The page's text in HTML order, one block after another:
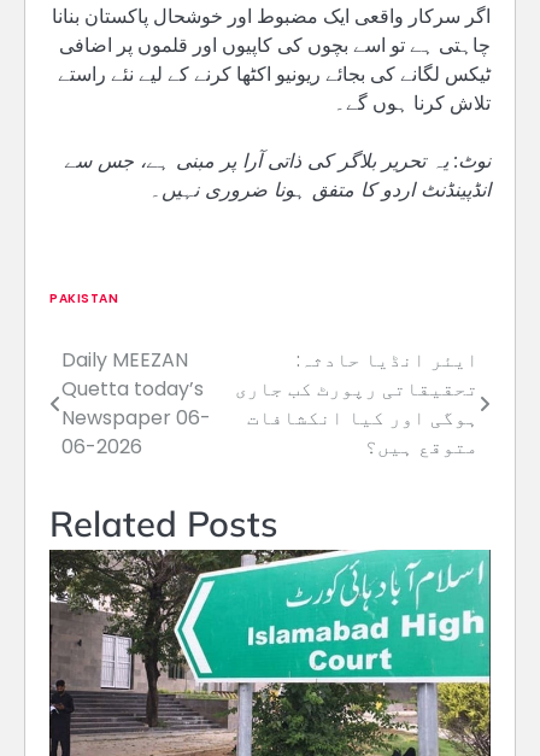
اگر سرکار واقعی ایک مضبوط اور خوشحال پاکستان بنانا
چاہتی ہے تو اسے بچوں کی کاپیوں اور قلموں پر اضافی
ٹیکس لگانے کی بجائے ریونیو اکٹھا کرنے کے لیے نئے راستے
تلاش کرنا ہوں گے۔
نوٹ: یہ تحریر بلاگر کی ذاتی آرا پر مبنی ہے، جس سے
انڈپینڈنٹ اردو کا متفق ہونا ضروری نہیں۔
PAKISTAN
Post
navigation
Daily MEEZAN
Quetta today’s
Newspaper 06-
06-2026
ایئر انڈیا حادثہ:
تحقیقاتی رپورٹ کب جاری
ہوگی اور کیا انکشافات
متوقع ہیں؟
Related Posts